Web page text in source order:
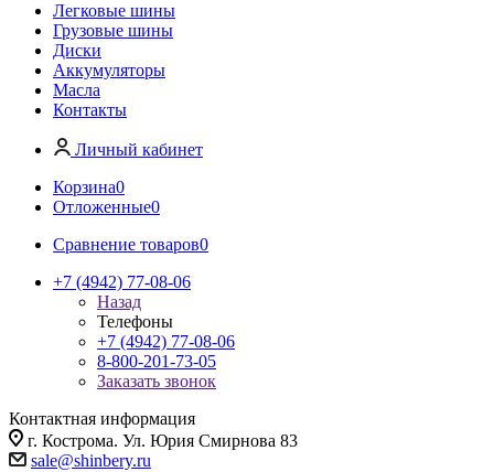
Легковые шины
Грузовые шины
Диски
Аккумуляторы
Масла
Контакты
Личный кабинет
Корзина0
Отложенные0
Сравнение товаров0
+7 (4942) 77-08-06
Назад
Телефоны
+7 (4942) 77-08-06
8-800-201-73-05
Заказать звонок
Контактная информация
г. Кострома. Ул. Юрия Смирнова 83
sale@shinbery.ru